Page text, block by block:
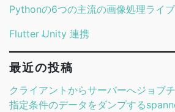
Pythonの6つの主流の画像処理ライブ
Flutter Unity 連携
最近の投稿
クライアントからサーバーへジョブ
指定条件のデータをダンプする